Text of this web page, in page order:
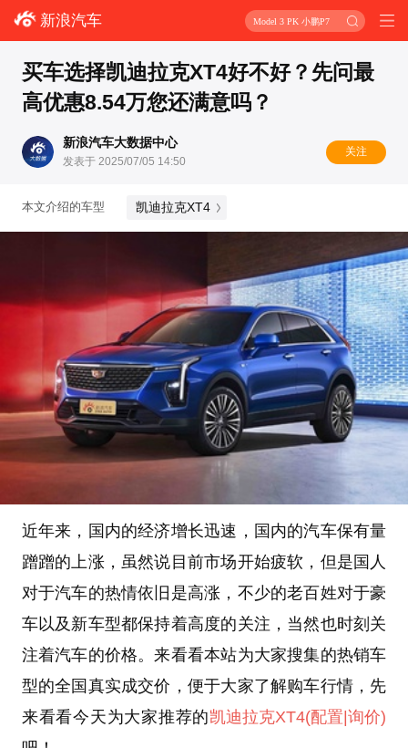
新浪汽车 Model 3 PK 小鹏P7
买车选择凯迪拉克XT4好不好？先问最
高优惠8.54万您还满意吗？
新浪汽车大数据中心
发表于 2025/07/05 14:50
关注
本文介绍的车型 凯迪拉克XT4
近年来，国内的经济增长迅速，国内的汽车保有量
蹭蹭的上涨，虽然说目前市场开始疲软，但是国人
对于汽车的热情依旧是高涨，不少的老百姓对于豪
车以及新车型都保持着高度的关注，当然也时刻关
注着汽车的价格。来看看本站为大家搜集的热销车
型的全国真实成交价，便于大家了解购车行情，先
来看看今天为大家推荐的凯迪拉克XT4(配置|询价)